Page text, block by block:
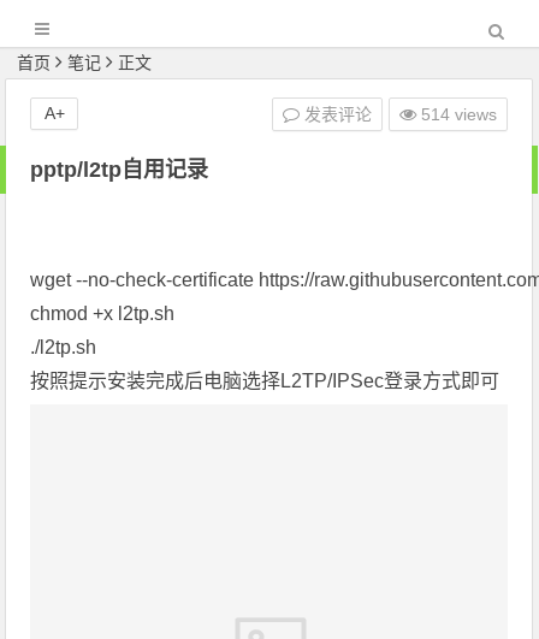
首页 笔记 正文
pptp/l2tp自用记录
wget --no-check-certificate https://
chmod +x l2tp.sh
./l2tp.sh
按照提示安装完成后电脑选择L2TP/IPSec登录方式即可
发表评论 514 views
A+